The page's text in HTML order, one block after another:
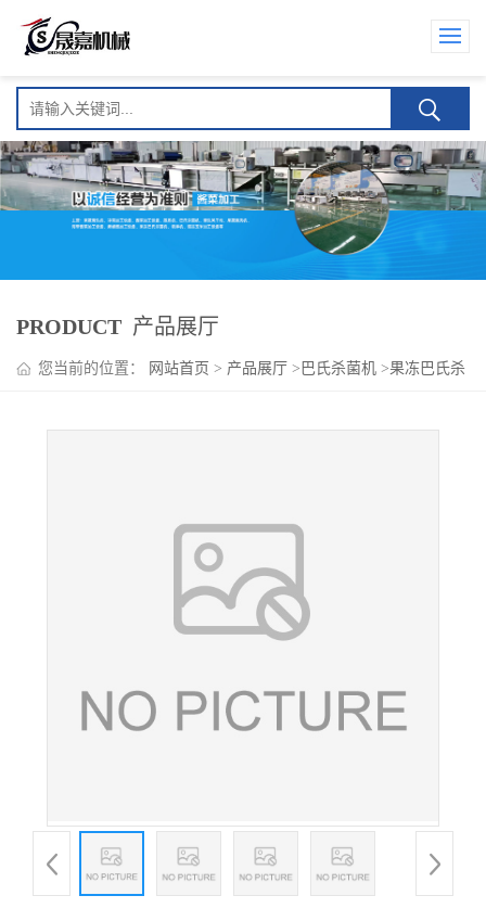
PRODUCT 产品展厅
您当前的位置： 网站首页 > 产品展厅 > 巴氏杀菌机 >果冻巴氏杀